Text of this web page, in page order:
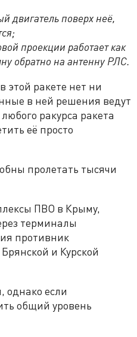
двигатель поверх неё,
проекции работает как
обратно на антенну РЛС.
этой ракете нет ни
в ней решения ведут
ракурса ракета
её просто
пролетать тысячи
ПВО в Крыму,
терминалы
противник
и Курской
однако если
общий уровень